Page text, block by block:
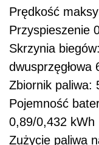
Prędkość
Przyspieszenie
Skrzynia
dwusprzęgłowa
Zbiornik paliwa:
Pojemność
0,89/0,432 kWh
Zużycie paliwa